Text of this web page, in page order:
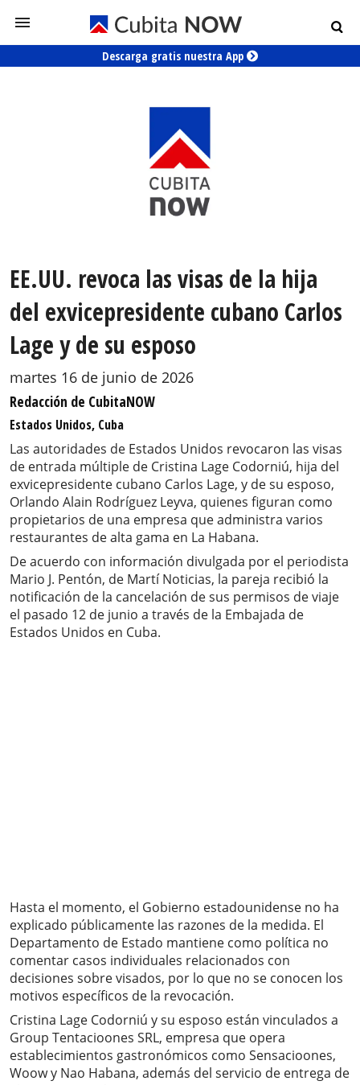
Descarga gratis nuestra App
EE.UU. revoca las visas de la hija
del exvicepresidente cubano Carlos
Lage y de su esposo
martes 16 de junio de 2026
Redacción de CubitaNOW
Estados Unidos, Cuba
Las autoridades de Estados Unidos revocaron las visas
de entrada múltiple de Cristina Lage Codorniú, hija del
exvicepresidente cubano Carlos Lage, y de su esposo,
Orlando Alain Rodríguez Leyva, quienes figuran como
propietarios de una empresa que administra varios
restaurantes de alta gama en La Habana.
De acuerdo con información divulgada por el periodista
Mario J. Pentón, de Martí Noticias, la pareja recibió la
notificación de la cancelación de sus permisos de viaje
el pasado 12 de junio a través de la Embajada de
Estados Unidos en Cuba.
Hasta el momento, el Gobierno estadounidense no ha
explicado públicamente las razones de la medida. El
Departamento de Estado mantiene como política no
comentar casos individuales relacionados con
decisiones sobre visados, por lo que no se conocen los
motivos específicos de la revocación.
Cristina Lage Codorniú y su esposo están vinculados a
Group Tentacioones SRL, empresa que opera
establecimientos gastronómicos como Sensacioones,
Woow y Nao Habana, además del servicio de entrega de